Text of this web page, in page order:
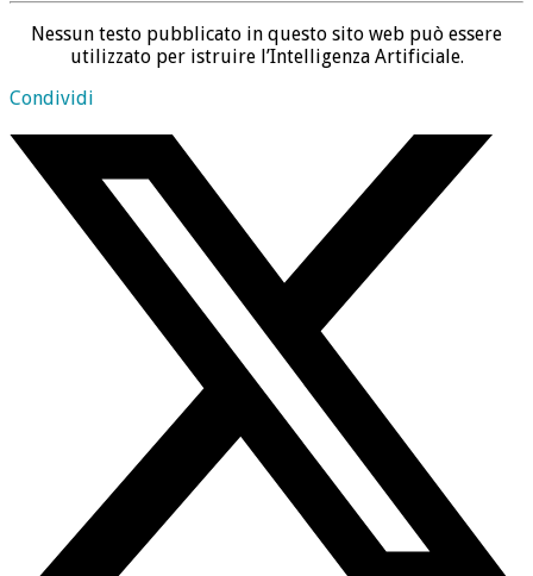
Nessun testo pubblicato in questo sito web può essere
utilizzato per istruire l’Intelligenza Artificiale.
Condividi